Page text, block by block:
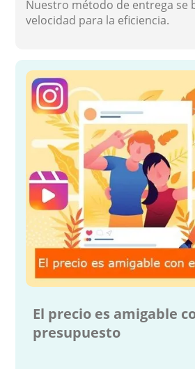
Nuestro método de entrega se
velocidad para la eficiencia.
El precio es amigable
presupuesto